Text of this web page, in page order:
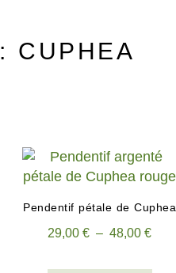
CUPHEA
Pendentif pétale de Cuphea
29,00€ – 48,00€